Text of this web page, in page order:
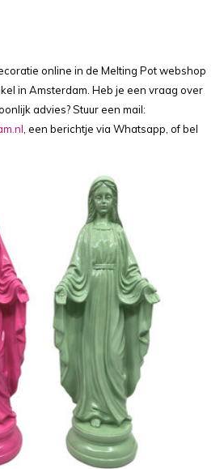
online in de Melting Pot webshop
in Amsterdam. Heb je een vraag over
advies? Stuur een mail:
, een berichtje via Whatsapp, of bel